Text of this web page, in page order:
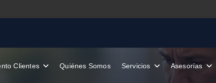
Clientes Quiénes Somos Asesorías